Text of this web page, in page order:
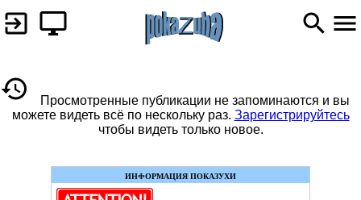
Просмотренные публикации не запоминаются и вы
можете видеть всё по нескольку раз. Зарегистрируйтесь
чтобы видеть только новое.
ИНФОРМАЦИЯ ПОКАЗУХИ